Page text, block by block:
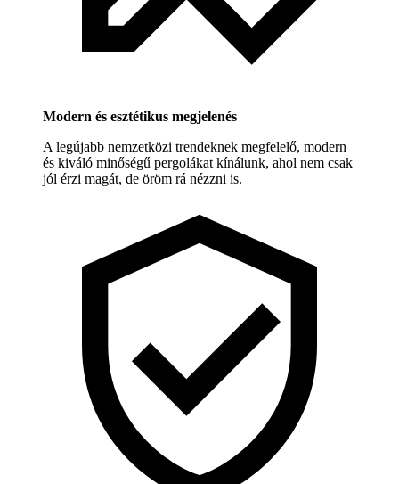
Modern és esztétikus megjelenés
A legújabb nemzetközi trendeknek megfelelő, modern
és kiváló minőségű pergolákat kínálunk, ahol nem csak
jól érzi magát, de öröm rá nézzni is.